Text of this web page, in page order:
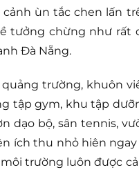
cảnh ùn tắc chen lấn
tưởng chừng như rất
Đà Nẵng.
trường, khuôn
tập gym, khu tập
dạo bộ, sân tennis,
ích thu nhỏ hiên ngay
trường luôn được